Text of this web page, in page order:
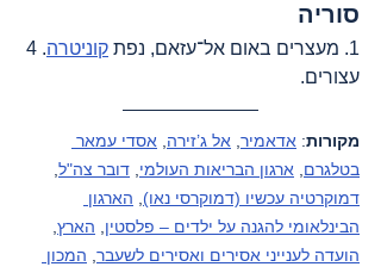
סוריה
1. מעצרים באום אל־עזאם, נפת קוניטרה
עצורים.
מקורות: אדאמיר, אל ג’זירה, אסדי עמאר
בטלגרם, ארגון הבריאות העולמי, דובר צה"ל,
דמוקרטיה עכשיו (דמוקרסי נאו), הארגון
הבינלאומי להגנה על ילדים – פלסטין, הארץ,
הועדה לענייני אסירים ואסירים לשעבר, המכון